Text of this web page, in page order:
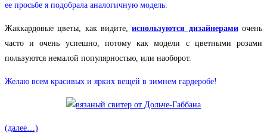
ее просьбе я подобрала аналогичную модель.
Жаккардовые цветы, как видите,используются дизайнерамиочень
часто и очень успешно, потому как модели с цветными розами
пользуются немалой популярностью, или наоборот.
Желаю всем красивых и ярких вещей в зимнем гардеробе!
(далее…)